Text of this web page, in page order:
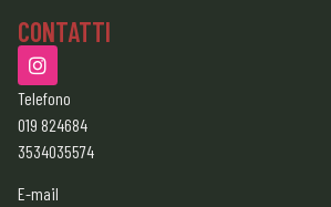
CONTATTI
Telefono
019 824684
3534035574
E-mail